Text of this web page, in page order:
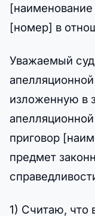
[номер] в
Уважаемый
изложенную в
приговор
предмет
1) Считаю, что